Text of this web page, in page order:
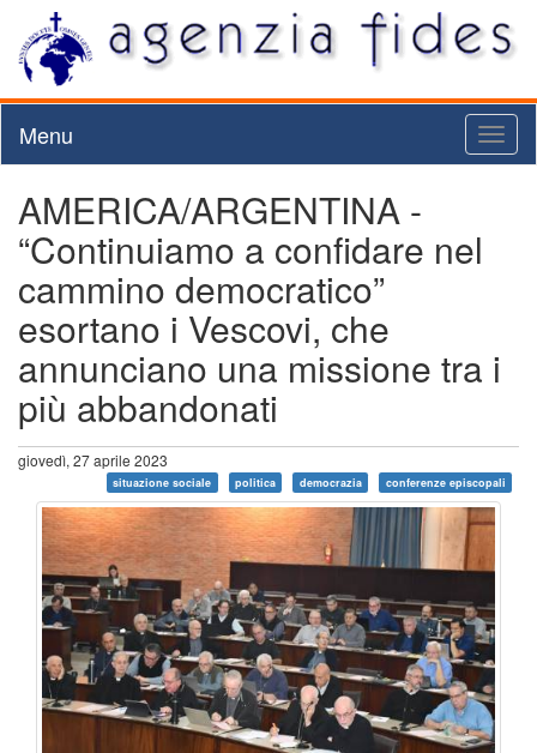
Menu
AMERICA/ARGENTINA -
“Continuiamo a confidare nel
cammino democratico”
esortano i Vescovi, che
annunciano una missione tra i
più abbandonati
giovedì, 27 aprile 2023
situazione sociale politica democrazia conferenze episcopali